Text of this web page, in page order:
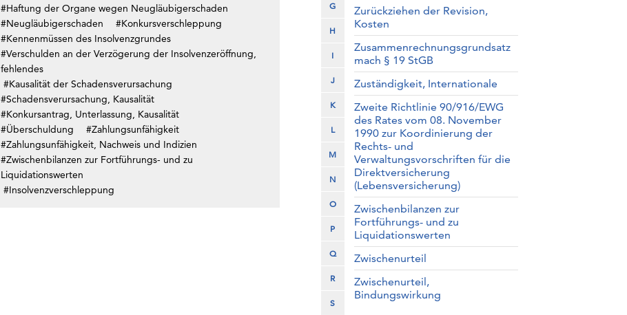
#Haftung der Organe wegen Neugläubigerschaden
#Neugläubigerschaden
#Konkursverschleppung
#Kennenmüssen des Insolvenzgrundes
#Verschulden an der Verzögerung der Insolvenzeröffnung,
fehlendes
#Kausalität der Schadensverursachung
#Schadensverursachung, Kausalität
#Konkursantrag, Unterlassung, Kausalität
#Überschuldung
#Zahlungsunfähigkeit
#Zahlungsunfähigkeit, Nachweis und Indizien
#Zwischenbilanzen zur Fortführungs- und zu
Liquidationswerten
#Insolvenzverschleppung
G
H
I
J
K
L
M
N
O
P
Q
R
S
Zurückziehen der Revision,
Kosten
Zusammenrechnungsgrundsatz
mach § 19 StGB
Zuständigkeit, Internationale
Zweite Richtlinie 90/916/EWG
des Rates vom 08. November
1990 zur Koordinierung der
Rechts- und
Verwaltungsvorschriften für die
Direktversicherung
(Lebensversicherung)
Zwischenbilanzen zur
Fortführungs- und zu
Liquidationswerten
Zwischenurteil
Zwischenurteil,
Bindungswirkung